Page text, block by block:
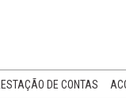
DE CONTAS